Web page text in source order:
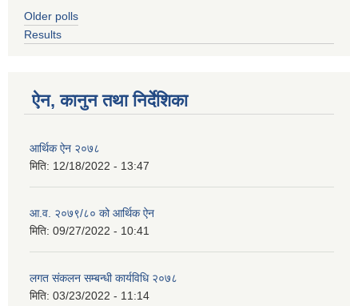
Older polls
Results
ऐन, कानुन तथा निर्देशिका
आर्थिक ऐन २०७८
मिति: 12/18/2022 - 13:47
आ.व. २०७९/८० को आर्थिक ऐन
मिति: 09/27/2022 - 10:41
लगत संकलन सम्बन्धी कार्यविधि २०७८
मिति: 03/23/2022 - 11:14